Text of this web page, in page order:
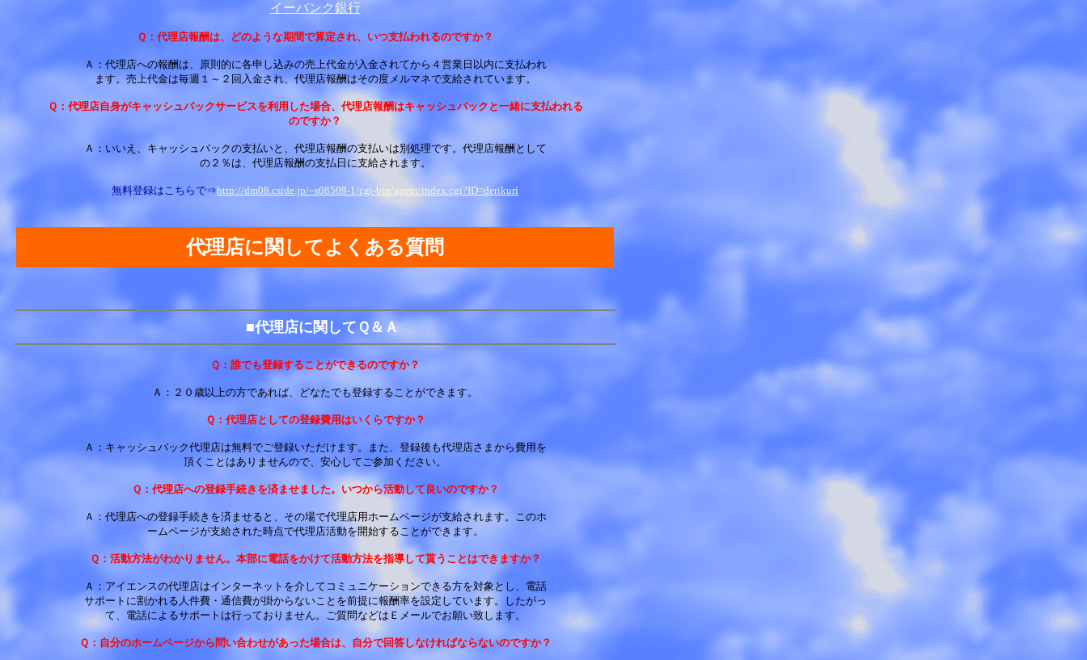
イーバンク銀行
Ｑ：代理店報酬は、どのような期間で算定され、いつ支払われるのですか？
Ａ：代理店への報酬は、原則的に各申し込みの売上代金が入金されてから４営業日以内に支払われ
ます。売上代金は毎週１～２回入金され、代理店報酬はその度メルマネで支給されています。
Ｑ：代理店自身がキャッシュバックサービスを利用した場合、代理店報酬はキャッシュバックと一緒に支払われる
のですか？
Ａ：いいえ、キャッシュバックの支払いと、代理店報酬の支払いは別処理です。代理店報酬として
の２％は、代理店報酬の支払日に支給されます。
無料登録はこちらで⇒http://dm08.cside.jp/~s08509-1/cgi-bin/agent/index.cgi?ID=derikuri
代理店に関してよくある質問
■代理店に関してＱ＆Ａ
Ｑ：誰でも登録することができるのですか？
Ａ：２０歳以上の方であれば、どなたでも登録することができます。
Ｑ：代理店としての登録費用はいくらですか？
Ａ：キャッシュバック代理店は無料でご登録いただけます。また、登録後も代理店さまから費用を
頂くことはありませんので、安心してご参加ください。
Ｑ：代理店への登録手続きを済ませました。いつから活動して良いのですか？
Ａ：代理店への登録手続きを済ませると、その場で代理店用ホームページが支給されます。このホ
ームページが支給された時点で代理店活動を開始することができます。
Ｑ：活動方法がわかりません。本部に電話をかけて活動方法を指導して貰うことはできますか？
Ａ：アイエンスの代理店はインターネットを介してコミュニケーションできる方を対象とし、電話
サポートに割かれる人件費・通信費が掛からないことを前提に報酬率を設定しています。したがっ
て、電話によるサポートは行っておりません。ご質問などはＥメールでお願い致します。
Ｑ：自分のホームページから問い合わせがあった場合は、自分で回答しなければならないのですか？